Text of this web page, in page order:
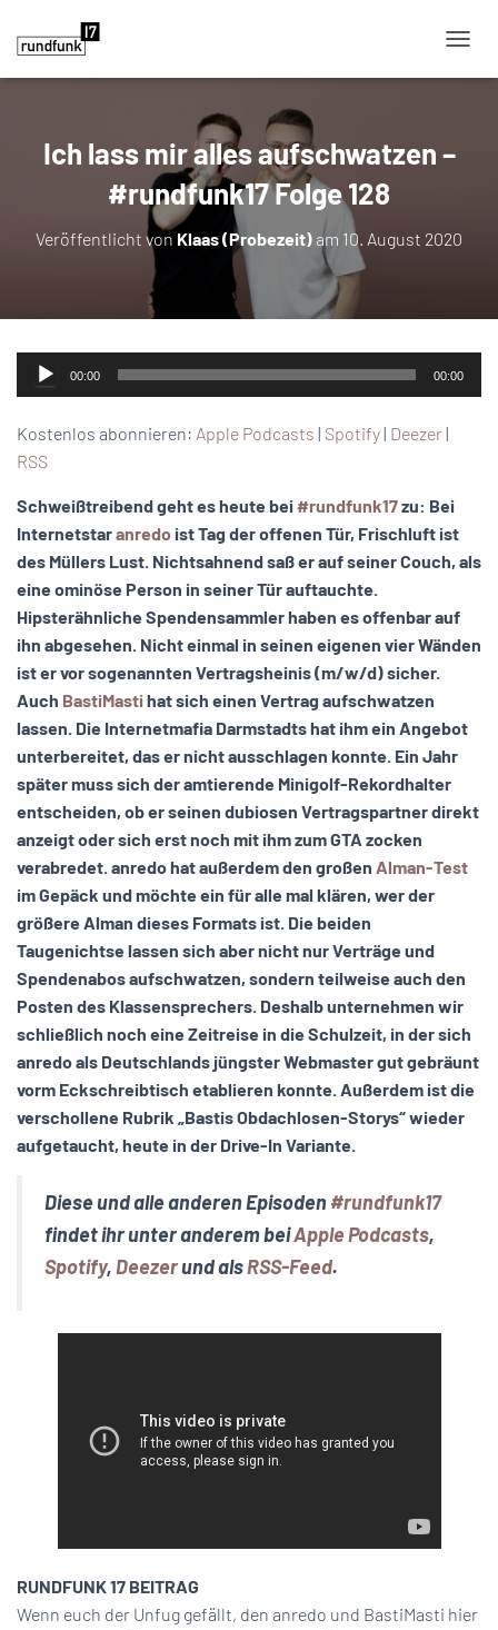
Ich lass mir alles aufschwatzen –
#rundfunk17 Folge 128
Veröffentlicht von Klaas (Probezeit) am 10. August 2020
Audio-
Player
00:00 00:00
Kostenlos abonnieren: Apple Podcasts | Spotify| Deezer|
RSS
Schweißtreibend geht es heute bei#rundfunk17zu: Bei
Internetstaranredo ist Tag der offenen Tür, Frischluft ist
des Müllers Lust. Nichtsahnend saß er auf seiner Couch, als
eine ominöse Person in seiner Tür auftauchte.
Hipsterähnliche Spendensammler haben es offenbar auf
ihn abgesehen. Nicht einmal in seinen eigenen vier Wänden
ist er vor sogenannten Vertragsheinis (m/w/d) sicher.
Auch BastiMastihat sich einen Vertrag aufschwatzen
lassen. Die Internetmafia Darmstadts hat ihm ein Angebot
unterbereitet, das er nicht ausschlagen konnte. Ein Jahr
später muss sich der amtierende Minigolf-Rekordhalter
entscheiden, ob er seinen dubiosen Vertragspartner direkt
anzeigt oder sich erst noch mit ihm zum GTA zocken
verabredet. anredo hat außerdem den großen Alman-Test
im Gepäck und möchte ein für alle mal klären, wer der
größere Alman dieses Formats ist. Die beiden
Taugenichtse lassen sich aber nicht nur Verträge und
Spendenabos aufschwatzen, sondern teilweise auch den
Posten des Klassensprechers. Deshalb unternehmen wir
schließlich noch eine Zeitreise in die Schulzeit, in der sich
anredo als Deutschlands jüngster Webmaster gut gebräunt
vorm Eckschreibtisch etablieren konnte. Außerdem ist die
verschollene Rubrik „Bastis Obdachlosen-Storys“ wieder
aufgetaucht, heute in der Drive-In Variante.
Diese und alle anderen Episoden #rundfunk17
findet ihr unter anderem beiApple Podcasts,
Spotify, Deezerund alsRSS-Feed.
RUNDFUNK 17 BEITRAG
Wenn euch der Unfug gefällt, den anredo und BastiMasti hier